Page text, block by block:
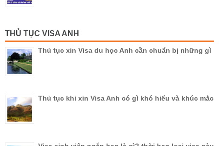
THỦ TỤC VISA ANH
Thủ tục xin Visa du học Anh cần chuẩn bị những gì
Thủ tục khi xin Visa Anh có gì khó hiểu và khúc mắc